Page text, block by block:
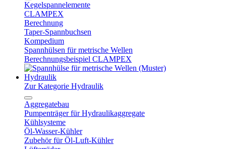
Kegelspannelemente
CLAMPEX
Berechnung
Taper-Spannbuchsen
Kompedium
Spannhülsen für metrische Wellen
Berechnungsbeispiel CLAMPEX
Hydraulik
Zur Kategorie Hydraulik
Aggregatebau
Pumpenträger für Hydraulikaggregate
Kühlsysteme
Öl-Wasser-Kühler
Zubehör für Öl-Luft-Kühler